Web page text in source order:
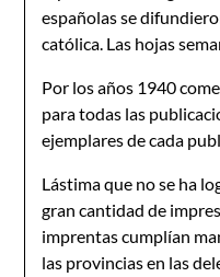
españolas se
católica. Las hojas
Por los años 1940
para todas las
ejemplares de cada
Lástima que no se ha
gran cantidad de
imprentas cumplían
las provincias en las